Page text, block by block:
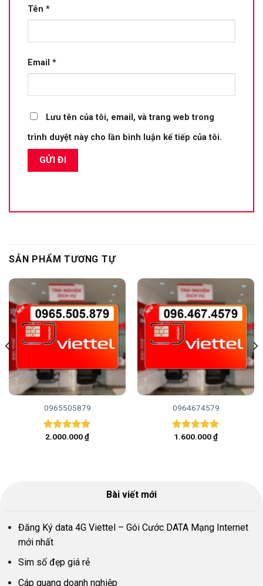
Tên *
Email *
Lưu tên của tôi, email, và trang web trong
trình duyệt này cho lần bình luận kế tiếp của tôi.
SẢN PHẨM TƯƠNG TỰ
0965505879
Được xếp
2.000.000₫
0964674579
Được xếp
1.600.000₫
Bài viết mới
Đăng Ký data 4G Viettel – Gói Cước DATA Mạng Internet
mới nhất
Sim số đẹp giá rẻ
Cáp quang doanh nghiệp